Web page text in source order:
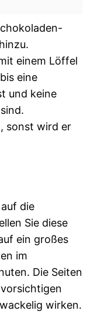
einem Löffel
eine
und keine
sonst wird er
die
Sie diese
ein großes
im
Die Seiten
wirken.